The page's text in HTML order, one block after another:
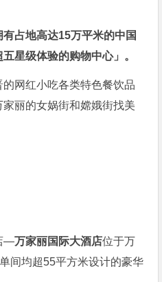
有占地高达15万平米的中国
星级体验的购物中心」。
网红小吃各类特色餐饮品
丽的女娲街和嫦娥街找美
—万家丽国际大酒店位于万
间均超55平方米设计的豪华